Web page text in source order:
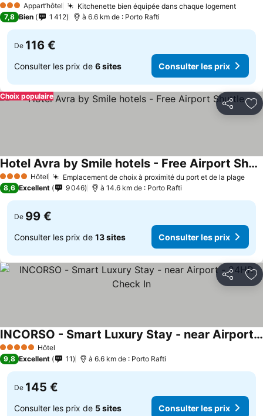
3 ÉtoilesAppart’hôtel Kitchenette bien équipée dans chaque logement
7,8 Bien 1 412 à 6.6 km de : Porto Rafti
De 116 €
Consulter les prix de 6 sites Consulter les prix
Partager
Choix populaire
4 Étoiles Hôtel Emplacement de choix à proximité du port et de la plage
Hotel Avra by Smile hotels - Free Airport Shuttle
8,6 Excellent 9 046 à 14.6 km de : Porto Rafti
De 99 €
Consulter les prix de 13 sites Consulter les prix
Partager
5 Étoiles Hôtel
INCORSΟ - Smart Luxury Stay - near Airport - 24HR Check In
9,8 Excellent 11 à 6.6 km de : Porto Rafti
De 145 €
Consulter les prix de 5 sites Consulter les prix